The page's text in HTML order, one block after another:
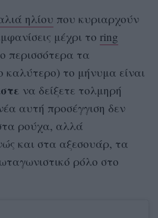
ηλίου που κυριαρχούν
μέχρι το ring
περισσότερα τα
καλύτερο) το μήνυμα είναι
να δείξετε τολμηρή
αυτή προσέγγιση δεν
ρούχα, αλλά
και στα αξεσουάρ, τα
ρόλο στο